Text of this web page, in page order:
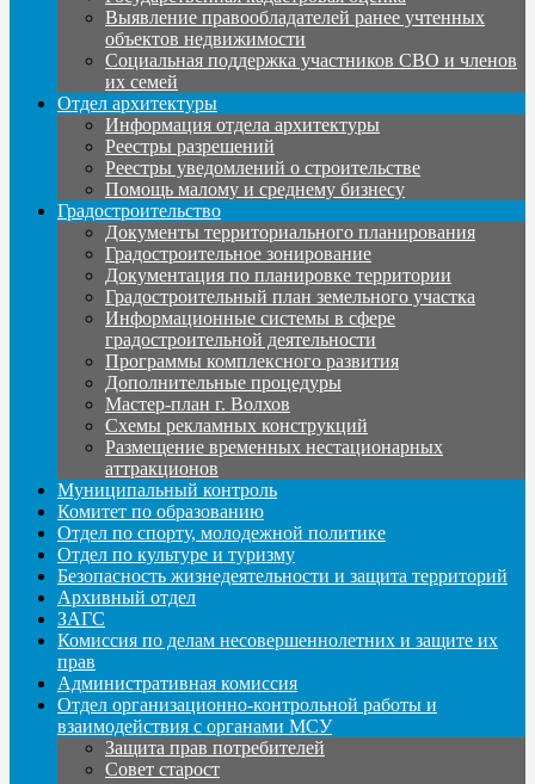
Выявление правообладателей ранее учтенных
объектов недвижимости
Социальная поддержка участников СВО и членов
их семей
Отдел архитектуры
Информация отдела архитектуры
Реестры разрешений
Реестры уведомлений о строительстве
Помощь малому и среднему бизнесу
Градостроительство
Документы территориального планирования
Градостроительное зонирование
Документация по планировке территории
Градостроительный план земельного участка
Информационные системы в сфере
градостроительной деятельности
Программы комплексного развития
Дополнительные процедуры
Мастер-план г. Волхов
Схемы рекламных конструкций
Размещение временных нестационарных
аттракционов
Муниципальный контроль
Комитет по образованию
Отдел по спорту, молодежной политике
Отдел по культуре и туризму
Безопасность жизнедеятельности и защита территорий
Архивный отдел
ЗАГС
Комиссия по делам несовершеннолетних и защите их
прав
Административная комиссия
Отдел организационно-контрольной работы и
взаимодействия с органами МСУ
Защита прав потребителей
Совет старост